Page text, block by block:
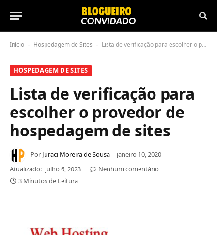
Início - Hospedagem de Sites - Lista de verificação para escolher o provedor de hospedagem de sites
HOSPEDAGEM DE SITES
Lista de verificação para
escolher o provedor de
hospedagem de sites
Por Juraci Moreira de Sousa
janeiro 10, 2020
Atualizado: julho 6, 2023
Nenhum comentário
3 Minutos de Leitura